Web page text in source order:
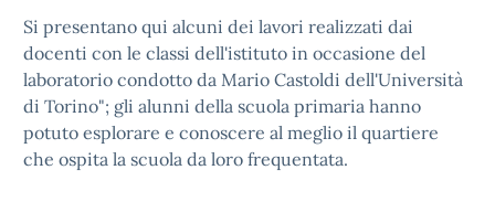
Si presentano qui alcuni dei lavori realizzati dai
docenti con le classi dell'istituto in occasione del
laboratorio condotto da Mario Castoldi dell'Università
di Torino"; gli alunni della scuola primaria hanno
potuto esplorare e conoscere al meglio il quartiere
che ospita la scuola da loro frequentata.